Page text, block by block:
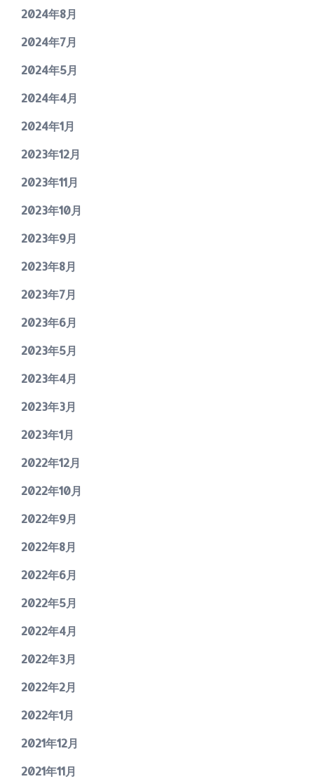
2024年8月
2024年7月
2024年5月
2024年4月
2024年1月
2023年12月
2023年11月
2023年10月
2023年9月
2023年8月
2023年7月
2023年6月
2023年5月
2023年4月
2023年3月
2023年1月
2022年12月
2022年10月
2022年9月
2022年8月
2022年6月
2022年5月
2022年4月
2022年3月
2022年2月
2022年1月
2021年12月
2021年11月